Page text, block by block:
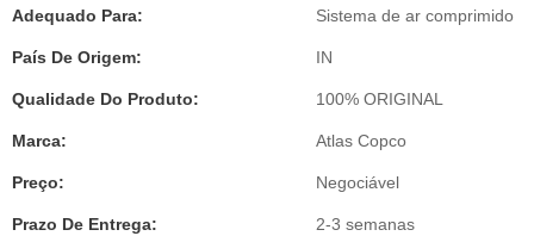
Adequado Para: Sistema de ar comprimido
País De Origem: IN
Qualidade Do Produto: 100% ORIGINAL
Marca: Atlas Copco
Preço: Negociável
Prazo De Entrega: 2-3 semanas